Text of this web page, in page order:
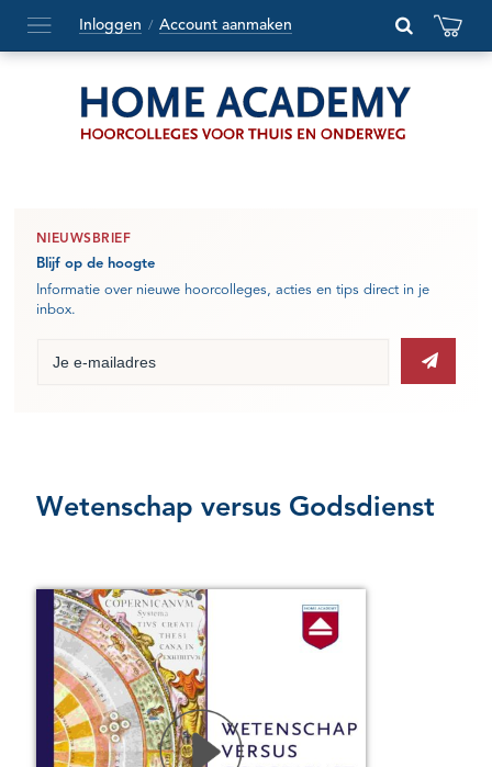
Hoofdmenu
openen
Inloggen / Account aanmaken
NIEUWSBRIEF
Blijf op de hoogte
Informatie over nieuwe hoorcolleges, acties en tips direct in je
inbox.
Wetenschap versus Godsdienst